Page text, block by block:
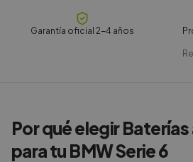
Garantía oficial 2-4 años
Por qué elegir
para tu BMW Serie 6